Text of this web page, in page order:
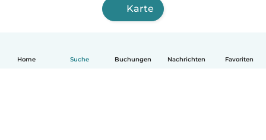
Home Suche Buchungen Nachrichten Favoriten
Karte